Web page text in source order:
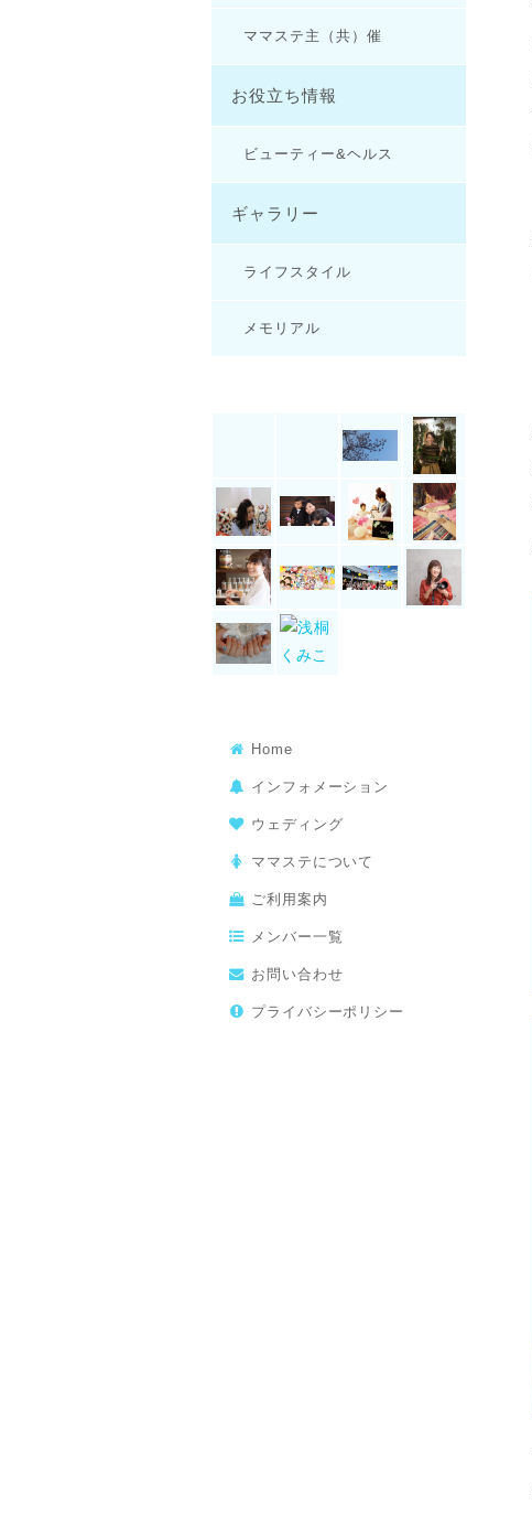
ママステ主（共）催
お役立ち情報
ビューティー&ヘルス
ギャラリー
ライフスタイル
メモリアル
Home
インフォメーション
ウェディング
ママステについて
ご利用案内
メンバー一覧
お問い合わせ
プライバシーポリシー